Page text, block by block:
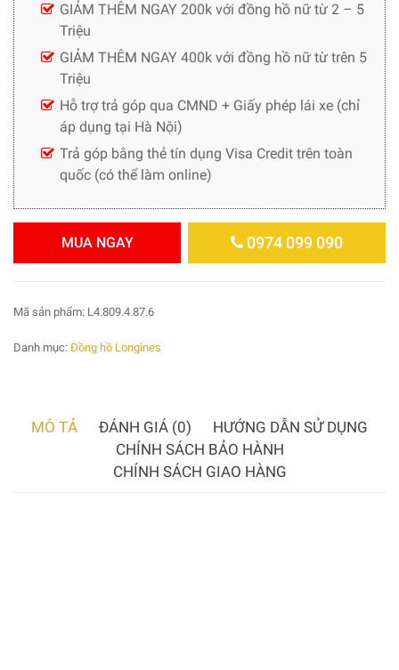
GIẢM THÊM NGAY 200k với đồng hồ nữ từ 2 – 5
Triệu
GIẢM THÊM NGAY 400k với đồng hồ nữ từ trên 5
Triệu
Hỗ trợ trả góp qua CMND + Giấy phép lái xe (chỉ
áp dụng tại Hà Nội)
Trả góp bằng thẻ tín dụng Visa Credit trên toàn
quốc (có thể làm online)
MUA NGAY 0974 099 090
Mã sản phẩm: L4.809.4.87.6
Danh mục: Đồng hồ Longines
MÔ TẢ ĐÁNH GIÁ (0)
HƯỚNG DẪN SỬ DỤNG
CHÍNH SÁCH BẢO HÀNH
CHÍNH SÁCH GIAO HÀNG